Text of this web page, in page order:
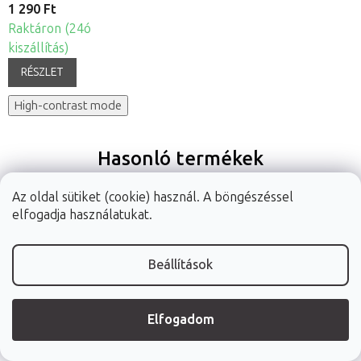
Az oldal sütiket (cookie) használ. A böngészéssel
elfogadja használatukat.
Beállítások
Elfogadom
1 290 Ft
Raktáron (24ó
kiszállítás)
RÉSZLET
High-contrast mode
Hasonló termékek
FABULO
masszázságyhoz
FABULO
fejrész keret
masszázságyhoz
Fabulo arcpárna
masszázságyhoz